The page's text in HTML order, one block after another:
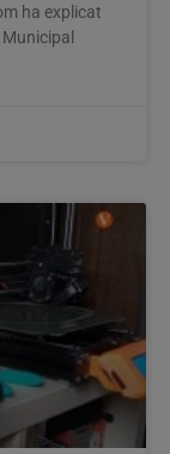
ha explicat
Municipal